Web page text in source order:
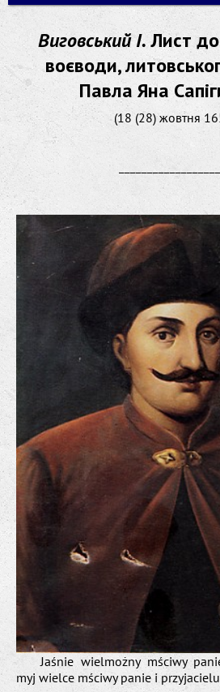
Виговський І.Лист до
воєводи,
Павла Яна
(18 (28) жовтня
Jaśnie wielmożny mściwy
mуj wielce mściwy panie i